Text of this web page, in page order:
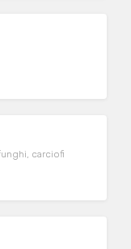
carciofi